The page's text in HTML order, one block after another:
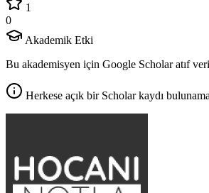
1
0
Akademik Etki
Bu akademisyen için Google Scholar atıf
Herkese açık bir Scholar kaydı